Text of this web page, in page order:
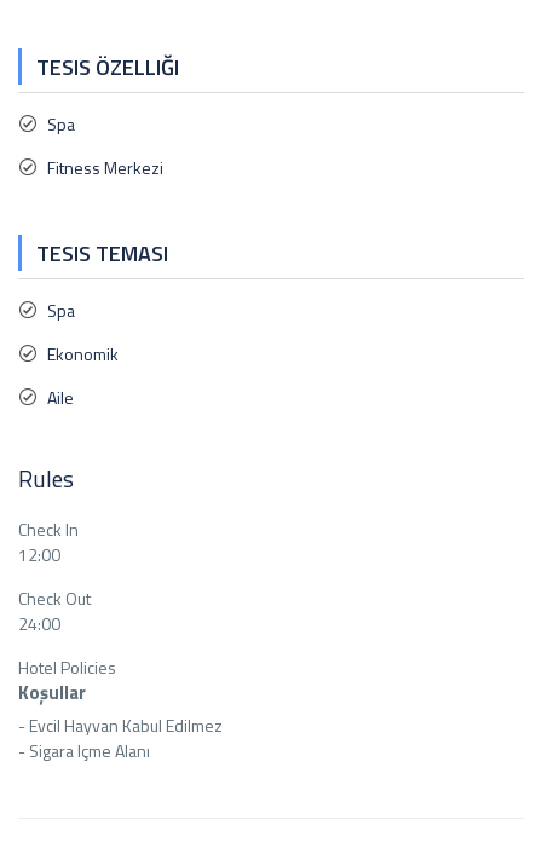
TESIS ÖZELLIĞI
Spa
Fitness Merkezi
TESIS TEMASI
Spa
Ekonomik
Aile
Rules
Check In
12:00
Check Out
24:00
Hotel Policies
Koşullar
- Evcil Hayvan Kabul Edilmez
- Sigara Içme Alanı